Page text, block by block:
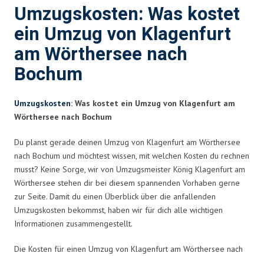
Umzugskosten: Was kostet
ein Umzug von Klagenfurt
am Wörthersee nach
Bochum
Umzugskosten: Was kostet ein Umzug von Klagenfurt am
Wörthersee nach Bochum
Du planst gerade deinen Umzug von Klagenfurt am Wörthersee
nach Bochum und möchtest wissen, mit welchen Kosten du rechnen
musst? Keine Sorge, wir von Umzugsmeister König Klagenfurt am
Wörthersee stehen dir bei diesem spannenden Vorhaben gerne
zur Seite. Damit du einen Überblick über die anfallenden
Umzugskosten bekommst, haben wir für dich alle wichtigen
Informationen zusammengestellt.
Die Kosten für einen Umzug von Klagenfurt am Wörthersee nach